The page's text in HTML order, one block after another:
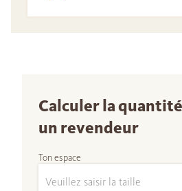
Calculer la
un revendeur
Ton espace